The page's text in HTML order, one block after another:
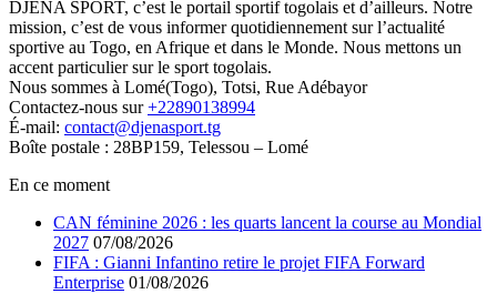
DJENA SPORT, c’est le portail sportif togolais et d’ailleurs. Notre
mission, c’est de vous informer quotidiennement sur l’actualité
sportive au Togo, en Afrique et dans le Monde. Nous mettons un
accent particulier sur le sport togolais.
Nous sommes à Lomé(Togo), Totsi, Rue Adébayor
Contactez-nous sur+22890138994
É-mail: contact@djenasport.tg
Boîte postale : 28BP159, Telessou – Lomé
En ce moment
CAN féminine 2026 : les quarts lancent la course au Mondial
2027 07/08/2026
FIFA : Gianni Infantino retire le projet FIFA Forward
Enterprise 01/08/2026